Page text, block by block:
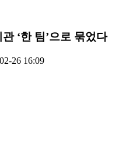
‘한 팀’으로 묶었다
26 16:09